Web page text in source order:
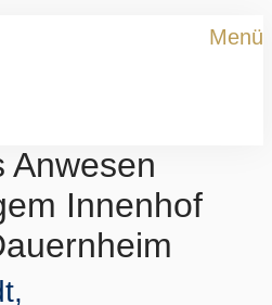
Menü
Anwesen
Innenhof